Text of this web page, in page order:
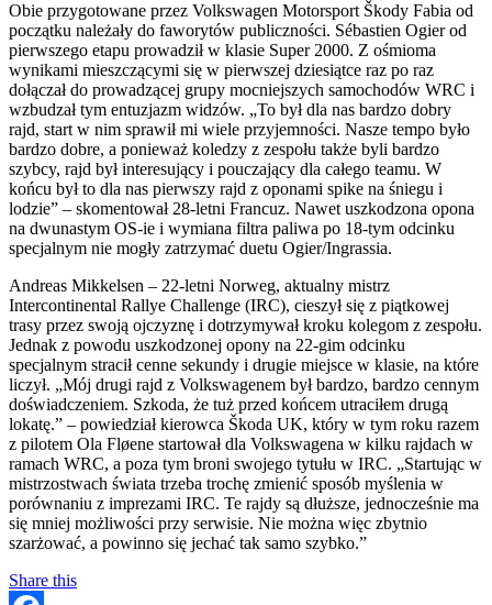
Obie przygotowane przez Volkswagen Motorsport Škody Fabia od
początku należały do faworytów publiczności. Sébastien Ogier od
pierwszego etapu prowadził w klasie Super 2000. Z ośmioma
wynikami mieszczącymi się w pierwszej dziesiątce raz po raz
dołączał do prowadzącej grupy mocniejszych samochodów WRC i
wzbudzał tym entuzjazm widzów. „To był dla nas bardzo dobry
rajd, start w nim sprawił mi wiele przyjemności. Nasze tempo było
bardzo dobre, a ponieważ koledzy z zespołu także byli bardzo
szybcy, rajd był interesujący i pouczający dla całego teamu. W
końcu był to dla nas pierwszy rajd z oponami spike na śniegu i
lodzie” – skomentował 28-letni Francuz. Nawet uszkodzona opona
na dwunastym OS-ie i wymiana filtra paliwa po 18-tym odcinku
specjalnym nie mogły zatrzymać duetu Ogier/Ingrassia.
Andreas Mikkelsen – 22-letni Norweg, aktualny mistrz
Intercontinental Rallye Challenge (IRC), cieszył się z piątkowej
trasy przez swoją ojczyznę i dotrzymywał kroku kolegom z zespołu.
Jednak z powodu uszkodzonej opony na 22-gim odcinku
specjalnym stracił cenne sekundy i drugie miejsce w klasie, na które
liczył. „Mój drugi rajd z Volkswagenem był bardzo, bardzo cennym
doświadczeniem. Szkoda, że tuż przed końcem utraciłem drugą
lokatę.” – powiedział kierowca Škoda UK, który w tym roku razem
z pilotem Ola Fløene startował dla Volkswagena w kilku rajdach w
ramach WRC, a poza tym broni swojego tytułu w IRC. „Startując w
mistrzostwach świata trzeba trochę zmienić sposób myślenia w
porównaniu z imprezami IRC. Te rajdy są dłuższe, jednocześnie ma
się mniej możliwości przy serwisie. Nie można więc zbytnio
szarżować, a powinno się jechać tak samo szybko.”
Share this